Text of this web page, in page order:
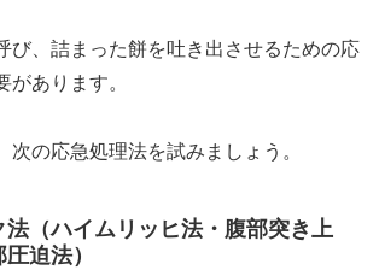
び、詰まった餅を吐き出させるための応
があります。
次の応急処理法を試みましょう。
法（ハイムリッヒ法・腹部突き上
迫法）